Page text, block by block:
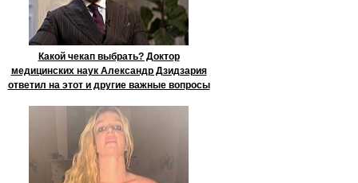
Какой чекап выбрать? Доктор
медицинских наук Александр Дзидзария
ответил на этот и другие важные вопросы